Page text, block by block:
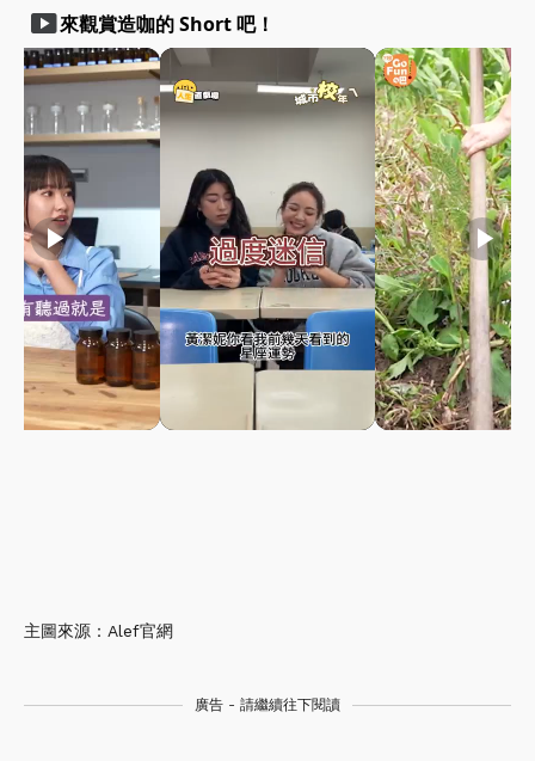
smart_display來觀賞造咖的 Short 吧！
play_arrow play_arrow play_arrow
主圖來源：Alef官網
廣告 - 請繼續往下閱讀